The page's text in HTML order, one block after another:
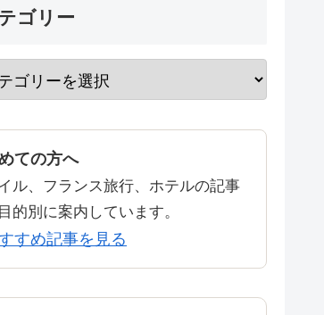
ゴリー
ての方へ
ル、フランス旅行、ホテルの記事
的別に案内しています。
すめ記事を見る